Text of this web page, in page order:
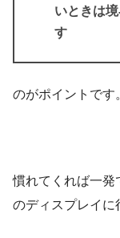
いときは
す
のがポイントです
慣れてくれば一発
のディスプレイに